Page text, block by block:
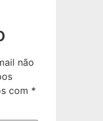
não
com *